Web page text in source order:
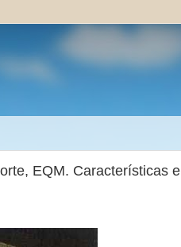
EQM. Características e